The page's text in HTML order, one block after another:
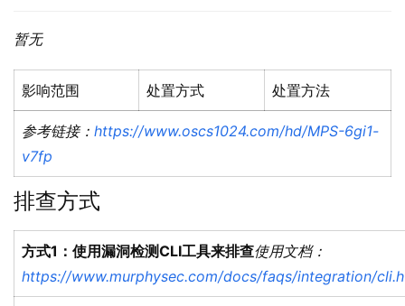
暂无
影响范围 处置方式 处置方法
参考链接： https://www.oscs1024.com/hd/MPS-6gi1-
v7fp
排查方式
方式1：使用漏洞检测CLI工具来排查使用文档：
https://www.murphysec.com/docs/faqs/integration/